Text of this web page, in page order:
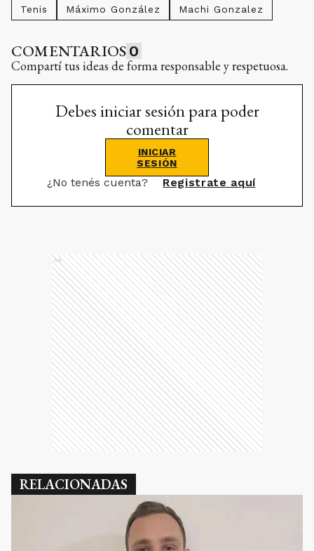
Tenis Máximo González Machi Gonzalez
COMENTARIOS 0
Compartí tus ideas de forma responsable y respetuosa.
Debes iniciar sesión para poder
comentar
INICIAR
SESIÓN
¿No tenés cuenta? Registrate aquí
Ads
RELACIONADAS